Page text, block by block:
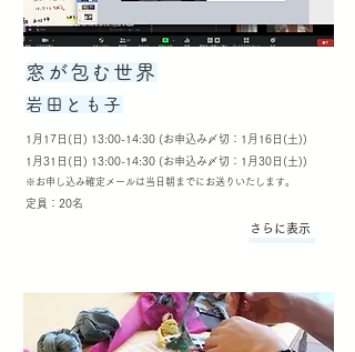
岩田とも子
1月17日(日) 13:00-14:30 (お申込み〆切：1月16日(土))
1月31日(日) 13:00-14:30 (お申込み〆切：1月30日(土))
​※お申し込み確定メールは当日朝までにお送りいたします。
定員：20名
さらに表示
窓が包む世界